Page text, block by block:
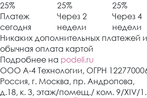
25%
Платеж
сегодня
25%
Через 2
недели
25%
Через 4
недели
Никаких дополнительных платежей
обычная оплата картой
Подробнее на podeli.ru
ООО А-4 Технологии, ОГРН
Россия, г. Москва, пр. Андропова,
д.18, к. 3, этаж/помещ./ ком. 9/XIV/1.